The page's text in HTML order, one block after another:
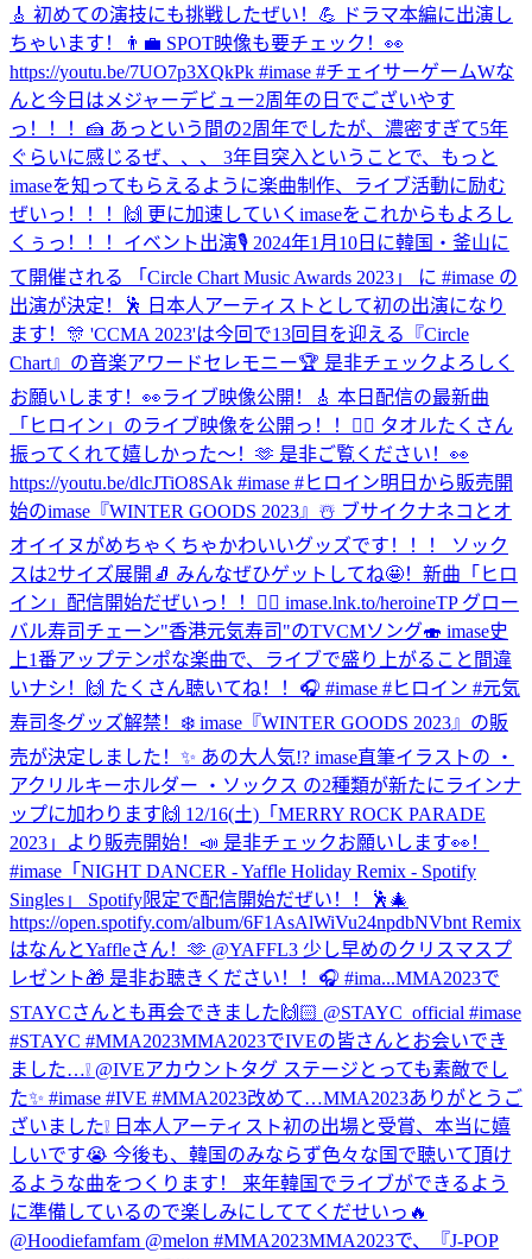
🎸 初めての演技にも挑戦したぜい！💪 ドラマ本編に出演し
ちゃいます！👨‍💼 SPOT映像も要チェック！👀
https://youtu.be/7UO7p3XQkPk #imase #チェイサーゲームWな
んと今日はメジャーデビュー2周年の日でございやす
っ！！！🍰 あっという間の2周年でしたが、濃密すぎて5年
ぐらいに感じるぜ、、、 3年目突入ということで、もっと
imaseを知ってもらえるように楽曲制作、ライブ活動に励む
ぜいっ！！！🙌 更に加速していくimaseをこれからもよろし
くぅっ！！！ イベント出演🎙 2024年1月10日に韓国・釜山に
て開催される 「Circle Chart Music Awards 2023」 に #imase の
出演が決定！🕺 日本人アーティストとして初の出演になり
ます！🎊 'CCMA 2023'は今回で13回目を迎える『Circle
Chart』の音楽アワードセレモニー🏆 是非チェックよろしく
お願いします！👀ライブ映像公開！🎸 本日配信の最新曲
「ヒロイン」のライブ映像を公開っ！！🦸‍♀️ タオルたくさん
振ってくれて嬉しかった〜！🫶 是非ご覧ください！👀
https://youtu.be/dlcJTiO8SAk #imase #ヒロイン明日から販売開
始のimase『WINTER GOODS 2023』☃️ ブサイクナネコとオ
オイイヌがめちゃくちゃかわいいグッズです！！！ ソック
スは2サイズ展開🧦 みんなぜひゲットしてね🤩！ 新曲「ヒロ
イン」配信開始だぜいっ！！🦸‍♀️ imase.lnk.to/heroineTP グロー
バル寿司チェーン"香港元気寿司"のTVCMソング🍣 imase史
上1番アップテンポな楽曲で、ライブで盛り上がること間違
いナシ！🙌 たくさん聴いてね！！🎧 #imase #ヒロイン #元気
寿司 冬グッズ解禁！❄️ imase『WINTER GOODS 2023』の販
売が決定しました！✨ あの大人気!? imase直筆イラストの ・
アクリルキーホルダー ・ソックス の2種類が新たにラインナ
ップに加わります🙌 12/16(土)「MERRY ROCK PARADE
2023」より販売開始！📣 是非チェックお願いします👀！
#imase 「NIGHT DANCER - Yaffle Holiday Remix - Spotify
Singles」 Spotify限定で配信開始だぜい！！🕺🎄
https://open.spotify.com/album/6F1AsAlWiVu24npdbNVbnt Remix
はなんとYaffleさん！🫶 @YAFFL3 少し早めのクリスマスプ
レゼント🎁 是非お聴きください！！🎧 #ima...MMA2023で
STAYCさんとも再会できました🙌🏻 @STAYC_official #imase
#STAYC #MMA2023MMA2023でIVEの皆さんとお会いでき
ました…❕ @IVEアカウントタグ ステージとっても素敵でし
た✨ #imase #IVE #MMA2023改めて…MMA2023ありがとうご
ざいました❕ 日本人アーティスト初の出場と受賞、本当に嬉
しいです😭 今後も、韓国のみならず色々な国で聴いて頂け
るような曲をつくります！ 来年韓国でライブができるよう
に準備しているので楽しみにしててくだせいっ🔥
@Hoodiefamfam @melon #MMA2023MMA2023で、『J-POP